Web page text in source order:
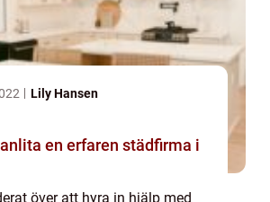
Lily Hansen
en erfaren städfirma i
över att hyra in hjälp med